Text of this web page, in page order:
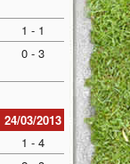
1 - 1
0 - 3
24/03/2013
1 - 4